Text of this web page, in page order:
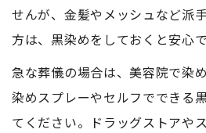
せんが、金髪やメッシュなど派
方は、黒染めをしておくと安心で
急な葬儀の場合は、美容院で染
染めスプレーやセルフでできる
てください。ドラッグストアや